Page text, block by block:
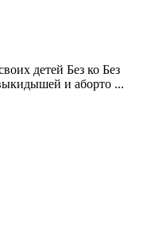
детей Без ко Без
и аборто ...